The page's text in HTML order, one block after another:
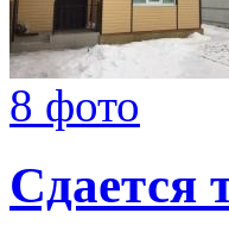
8 фото
Сдается